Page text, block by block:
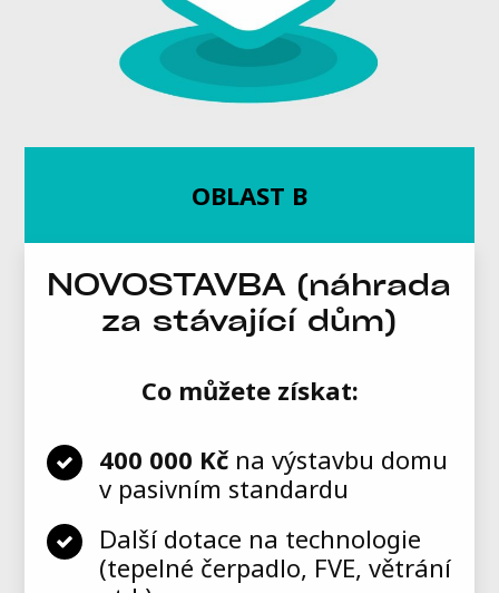
OBLAST B
NOVOSTAVBA (náhrada
za stávající dům)
Co můžete získat:
400 000 Kčna výstavbu domu
v pasivním standardu
Další dotace na technologie
(tepelné čerpadlo, FVE, větrání